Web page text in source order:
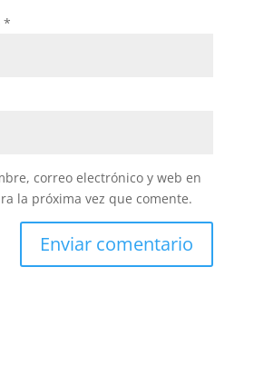
*
correo electrónico y web en
la próxima vez que comente.